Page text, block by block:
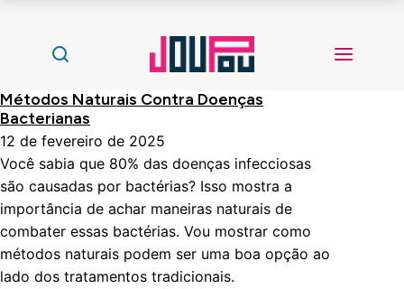
Métodos Naturais Contra Doenças
Bacterianas
12 de fevereiro de 2025
Você sabia que 80% das doenças infecciosas
são causadas por bactérias? Isso mostra a
importância de achar maneiras naturais de
combater essas bactérias. Vou mostrar como
métodos naturais podem ser uma boa opção ao
lado dos tratamentos tradicionais.